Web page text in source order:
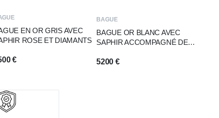
EN OR GRIS AVEC
ROSE ET DIAMANTS
€
BAGUE
BAGUE OR BLANC AVEC
SAPHIR ACCOMPAGNÉ DE
5200 €